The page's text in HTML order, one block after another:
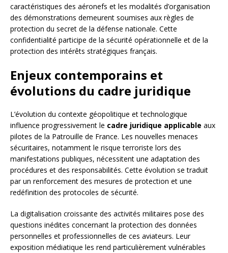
caractéristiques des aéronefs et les modalités d’organisation
des démonstrations demeurent soumises aux règles de
protection du secret de la défense nationale. Cette
confidentialité participe de la sécurité opérationnelle et de la
protection des intérêts stratégiques français.
Enjeux contemporains et
évolutions du cadre juridique
L’évolution du contexte géopolitique et technologique
influence progressivement le cadre juridique applicable aux
pilotes de la Patrouille de France. Les nouvelles menaces
sécuritaires, notamment le risque terroriste lors des
manifestations publiques, nécessitent une adaptation des
procédures et des responsabilités. Cette évolution se traduit
par un renforcement des mesures de protection et une
redéfinition des protocoles de sécurité.
La digitalisation croissante des activités militaires pose des
questions inédites concernant la protection des données
personnelles et professionnelles de ces aviateurs. Leur
exposition médiatique les rend particulièrement vulnérables